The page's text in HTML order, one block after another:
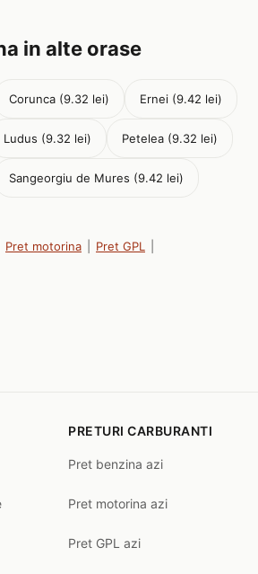
in alte orase
Corunca (9.32 lei) Ernei (9.42 lei)
Ludus (9.32 lei) Petelea (9.32 lei)
Sangeorgiu de Mures (9.42 lei)
Pret motorina Pret GPL
PRETURI CARBURANTI
Pret benzina azi
Pret motorina azi
Pret GPL azi